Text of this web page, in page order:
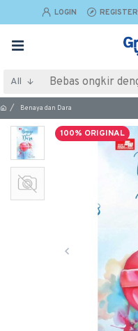
LOGIN REGISTER
All
Benaya dan Dara
100% ORIGINAL